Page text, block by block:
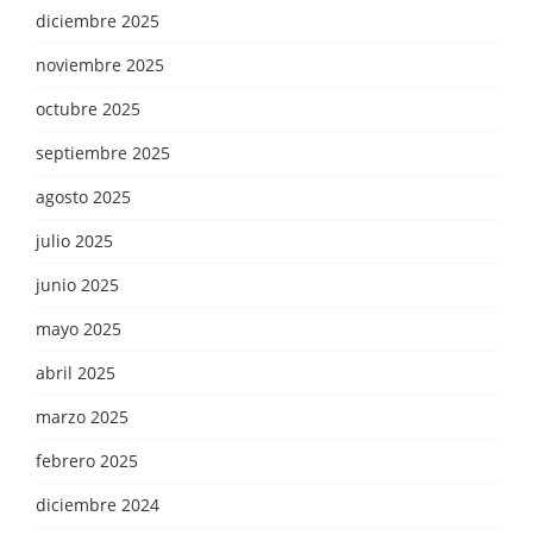
diciembre 2025
noviembre 2025
octubre 2025
septiembre 2025
agosto 2025
julio 2025
junio 2025
mayo 2025
abril 2025
marzo 2025
febrero 2025
diciembre 2024